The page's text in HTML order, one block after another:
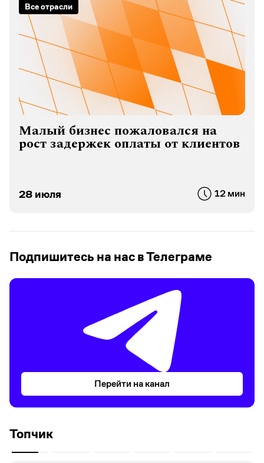
Все отрасли
Малый бизнес пожаловался на
рост задержек оплаты от клиентов
28 июля 12 мин
Подпишитесь на нас в Телеграме
Перейти на канал
Топчик